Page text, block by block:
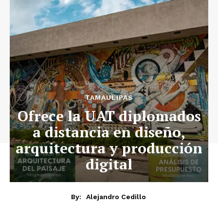
TAMAULIPAS
Ofrece la UAT diplomados
a distancia en diseño,
arquitectura y producción
digital
By:
Alejandro Cedillo